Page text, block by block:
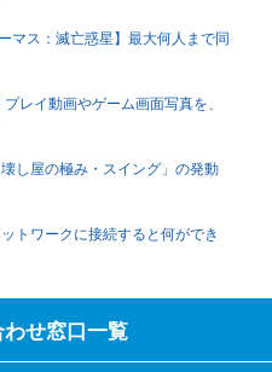
マス：滅亡惑星】最大何人まで同
レイ動画やゲーム画面写真を、
し屋の極み・スイング」の発動
トワークに接続すると何ができ
せ窓口一覧